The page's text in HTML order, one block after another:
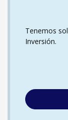
Tenemos
Inversión.